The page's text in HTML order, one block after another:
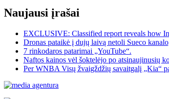
Naujausi įrašai
EXCLUSIVE: Classified report reveals how
Dronas pataikė į dujų laivą netoli Sueco
7 rinkodaros patarimai „YouTube“.
Naftos kainos vėl šoktelėjo po atsinaujinusių
Per WNBA Visų žvaigždžių savaitgalį „Kia“